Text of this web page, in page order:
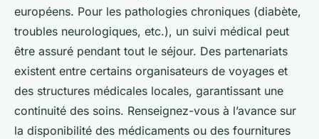
européens. Pour les pathologies chroniques (diabète,
troubles neurologiques, etc.), un suivi médical peut
être assuré pendant tout le séjour. Des partenariats
existent entre certains organisateurs de voyages et
des structures médicales locales, garantissant une
continuité des soins. Renseignez-vous à l’avance sur
la disponibilité des médicaments ou des fournitures